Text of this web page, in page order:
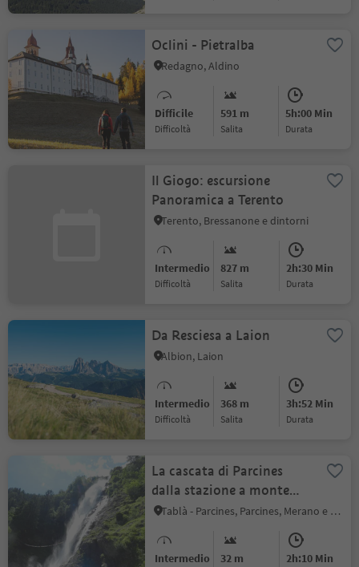
Oclini - Pietralba
Redagno, Aldino
Difficile
Difficoltà
591 m
Salita
5h:00 Min
durata
Il Giogo: escursione
Panoramica a Terento
Terento, Bressanone e dintorni
Intermedio
Difficoltà
827 m
Salita
2h:30 Min
durata
Da Resciesa a Laion
Albion, Laion
Intermedio
Difficoltà
368 m
Salita
3h:52 Min
durata
La cascata di Parcines
dalla stazione a monte
della funivia Texelbahn -
Tablà - Parcines, Parcines, Merano e dintorni
Intermedio 32 m 2h:10 Min